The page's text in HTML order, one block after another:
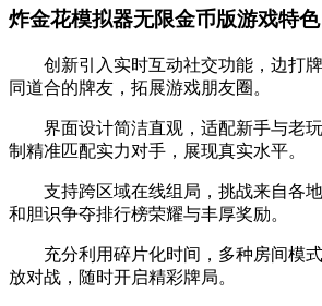
炸金花模拟器无限金币版游戏特色
创新引入实时互动社交功能，边打牌
同道合的牌友，拓展游戏朋友圈。
界面设计简洁直观，适配新手与老玩
制精准匹配实力对手，展现真实水平。
支持跨区域在线组局，挑战来自各地
和胆识争夺排行榜荣耀与丰厚奖励。
充分利用碎片化时间，多种房间模式
放对战，随时开启精彩牌局。